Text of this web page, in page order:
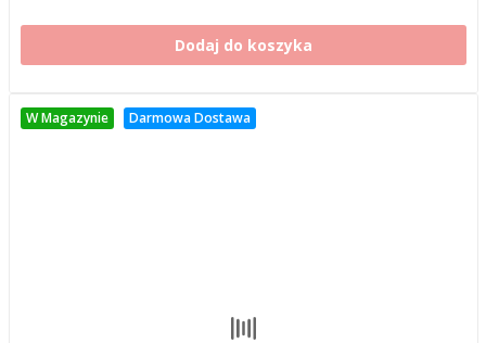
Dodaj do koszyka
W Magazynie Darmowa Dostawa